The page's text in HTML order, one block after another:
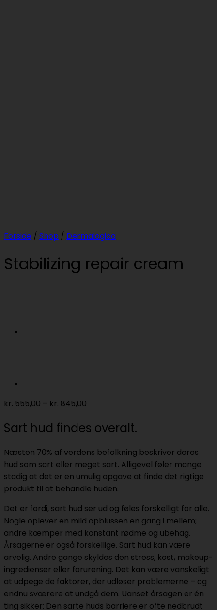
Forside / Shop / Dermalogica
Stabilizing repair cream
kr. 555,00 – kr. 845,00
til
Sart hud findes overalt.
Næsten 70% af verdens befolkning beskriver deres
hud som sart eller meget sart. Alligevel føler mange
stadig at det er en umulig opgave at finde det rigtige
produkt til at behandle huden.
Det er fordi, sart hud ser ud og føles forskelligt for alle.
Nogle oplever en mild opblussen en gang i mellem;
andre kæmper med konstant rødme og ubehag.
Årsagerne er også forskellige. Sart hud kan være
arvelig. Andre gange skyldes den stress, kost, makeup-
ingredienser eller forurening. Det kan være vanskeligt
at udpege de faktorer, der udløser problemerne – og
endnu sværere at undgå dem. Uanset årsagen er én
ting sikker: Den sarte huds barriere er ofte nedbrudt